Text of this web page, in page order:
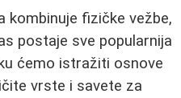
kombinuje fizičke vežbe,
postaje sve popularnija
ćemo istražiti osnove
vrste i savete za